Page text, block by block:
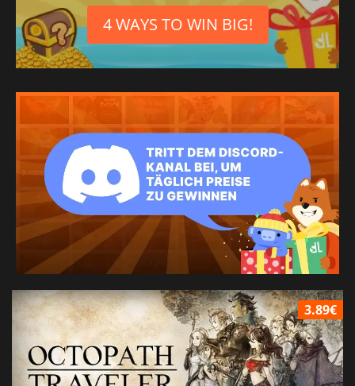
4 WAYS TO WIN BIG!
3.89€